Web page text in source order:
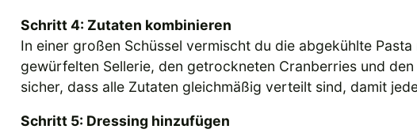
Schritt 4: Zutaten kombinieren
In einer großen Schüssel vermischt du die abgekühlte
gewürfelten Sellerie, den getrockneten Cranberries und
sicher, dass alle Zutaten gleichmäßig verteilt sind, damit
Schritt 5: Dressing hinzufügen